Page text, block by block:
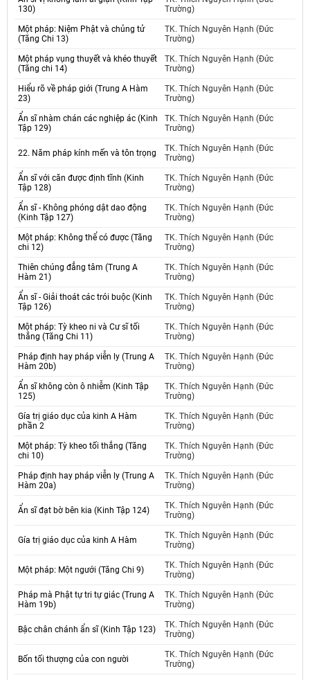
130)
Trường)
Một pháp: Niệm Phật và chủng tử
(Tăng Chi 13)
TK. Thích Nguyên Hạnh (Đức
Trường)
Một pháp vụng thuyết và khéo thuyết
(Tăng chi 14)
TK. Thích Nguyên Hạnh (Đức
Trường)
Hiểu rõ về pháp giới (Trung A Hàm
23)
TK. Thích Nguyên Hạnh (Đức
Trường)
Ẩn sĩ nhàm chán các nghiệp ác (Kinh
Tập 129)
TK. Thích Nguyên Hạnh (Đức
Trường)
22. Năm pháp kính mến và tôn trọng
TK. Thích Nguyên Hạnh (Đức
Trường)
Ẩn sĩ với căn được định tĩnh (Kinh
Tập 128)
TK. Thích Nguyên Hạnh (Đức
Trường)
Ẩn sĩ - Không phóng dật dao động
(Kinh Tập 127)
TK. Thích Nguyên Hạnh (Đức
Trường)
Một pháp: Không thể có được (Tăng
chi 12)
TK. Thích Nguyên Hạnh (Đức
Trường)
Thiên chúng đẳng tâm (Trung A
Hàm 21)
TK. Thích Nguyên Hạnh (Đức
Trường)
Ẩn sĩ - Giải thoát các trói buộc (Kinh
Tập 126)
TK. Thích Nguyên Hạnh (Đức
Trường)
Một pháp: Tỳ kheo ni và Cư sĩ tối
thắng (Tăng Chi 11)
TK. Thích Nguyên Hạnh (Đức
Trường)
Pháp định hay pháp viễn ly (Trung A
Hàm 20b)
TK. Thích Nguyên Hạnh (Đức
Trường)
Ẩn sĩ không còn ô nhiễm (Kinh Tập
125)
TK. Thích Nguyên Hạnh (Đức
Trường)
Gía trị giáo dục của kinh A Hàm
phần 2
TK. Thích Nguyên Hạnh (Đức
Trường)
Một pháp: Tỳ kheo tối thắng (Tăng
chi 10)
TK. Thích Nguyên Hạnh (Đức
Trường)
Pháp định hay pháp viễn ly (Trung A
Hàm 20a)
TK. Thích Nguyên Hạnh (Đức
Trường)
Ẩn sĩ đạt bờ bên kia (Kinh Tập 124)
TK. Thích Nguyên Hạnh (Đức
Trường)
Gía trị giáo dục của kinh A Hàm
TK. Thích Nguyên Hạnh (Đức
Trường)
Một pháp: Một ngưới (Tăng Chi 9)
TK. Thích Nguyên Hạnh (Đức
Trường)
Pháp mà Phật tự tri tự giác (Trung A
Hàm 19b)
TK. Thích Nguyên Hạnh (Đức
Trường)
Bậc chân chánh ẩn sĩ (Kinh Tập 123)
TK. Thích Nguyên Hạnh (Đức
Trường)
Bốn tối thượng của con người
TK. Thích Nguyên Hạnh (Đức
Trường)